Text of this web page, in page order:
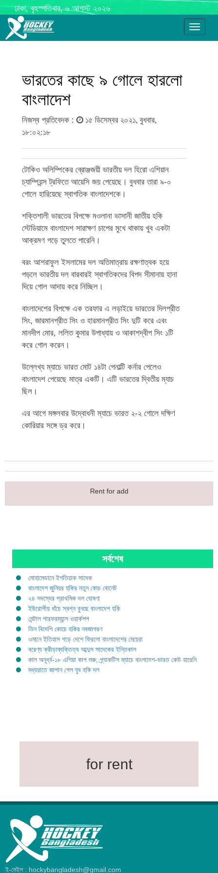
ঢাকা, বৃহস্পতিবার, ৬ আগস্ট ২০২৬
Toggle
ভারতের কাছে ৯ গোলে হারলো
বাংলাদেশ
নিজস্ব প্রতিবেদক :
১৫ ডিসেম্বর ২০২১, বুধবার,
১৮:০২:১৮
টোকিও অলিম্পিকের ব্রোঞ্জজয়ী ভারতীয় দল হিরো এশিয়ান
চ্যাম্পিয়ন্স ট্রফিতে আয়েসি জয় পেয়েছে। বুধবার তারা ৯-০
গোলে হারিয়েছে স্বাগতিক বাংলাদেশকে।
শক্তিশালী ভারতের বিপক্ষে মওলানা ভাসানী জাতীয় হকি
স্টেডিয়ামে বাংলাদেশ সারাক্ষণ চাপের মুখে থাকায় খুব একটা
আক্রমণ গড়ে তুলতে পারেনি।
বরং আশরাফুল ইসলামের দল অতিমাত্রায় রক্ষণাত্বক হয়ে
পড়লে ভারতীয় দল বারবারই স্বাগতিকদের বিপদ সীমানায় হানা
দিয়ে গোল আদায় করে নিচ্ছিল।
বাংলাদেশের বিপক্ষে এক তরফার এ লড়াইয়ে ভারতের দিলপ্রীত
সিং, জারমানপ্রীত সিং ও হারমানপ্রীত সিং দুটি করে এবং
মানদীপ মোর, ললিত কুমার উপাধ্যায় ও আকাশদ্বীপ সিং ১টি
করে গোল করেন।
উল্লেখ্য ম্যাচে ভারত মোট ১৪টা পেনাল্টি কর্নার পেলেও
বাংলাদেশ পেয়েছে মাত্র একটি। এটি ভারতের দ্বিতীয় ম্যাচ
ছিল।
এর আগে মঙ্গলবার উদ্বোধনী ম্যাচে ভারত ২-২ গোলে দক্ষিণ
কোরিয়ার সঙ্গে ড্র করে।
Rent for add
সর্বশেষ
মোহামেডানে ইশতিয়াক সাদেক
বাংলাদেশ জুনিয়র হকির নতুন কোচ বোনেট
২৪ সদস্যের প্রাথমিক দল ঘোষণা
ইউরোপীয় ধাঁচে স্বপ্ন বুনছে বাংলাদেশ হকি
মেন্টাল পারফরম্যান্স ওয়ার্কশপ
তিন বিদেশি কোচে হকির নবজাগরণ
ওমানে ইতিহাস গড়ে দেশে ফিরলো বাংলাদেশের মেয়েরা
বরেণ্য ক্রীড়াব্যক্তিত্ব আব্দুস সাদেকের ইন্তিকাল
কাল অনূর্ধ্ব-১৮ এশিয়া কাপ শুরু; প্র্যাকটিস ম্যাচে বাংলাদেশ-ভারত কেউ হারেনি
মধ্যরাতে জাপান গেল যুব হকি দল
for rent
ই-মেইল : hockybangladesh@gmail.com